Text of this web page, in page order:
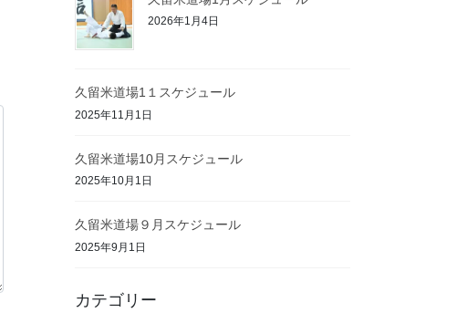
2026年1月4日
久留米道場1１スケジュール
2025年11月1日
久留米道場10月スケジュール
2025年10月1日
久留米道場９月スケジュール
2025年9月1日
カテゴリー